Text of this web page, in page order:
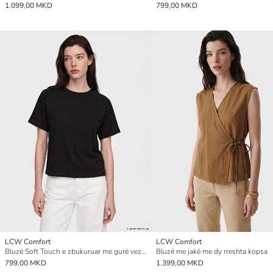
1.099,00 MKD
799,00 MKD
LCW Comfort
Bluzë Soft Touch e zbukuruar me gurë vezullues për gra
799,00 MKD
LCW Comfort
Bluzë me jakë me dy rreshta kopsa
1.399,00 MKD